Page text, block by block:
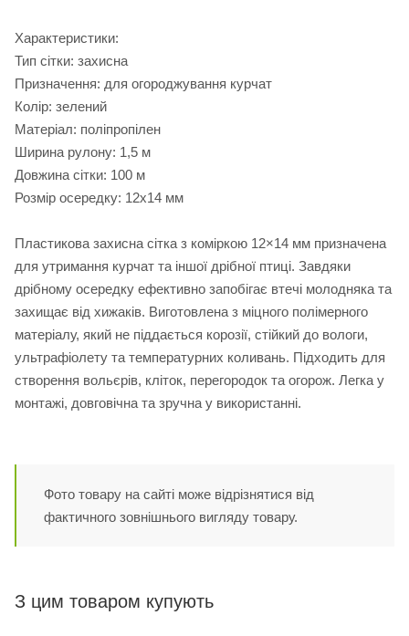
Характеристики:
Тип сітки: захисна
Призначення: для огороджування курчат
Колір: зелений
Матеріал: поліпропілен
Ширина рулону: 1,5 м
Довжина сітки: 100 м
Розмір осередку: 12х14 мм
Пластикова захисна сітка з коміркою 12×14 мм призначена
для утримання курчат та іншої дрібної птиці. Завдяки
дрібному осередку ефективно запобігає втечі молодняка та
захищає від хижаків. Виготовлена з міцного полімерного
матеріалу, який не піддається корозії, стійкий до вологи,
ультрафіолету та температурних коливань. Підходить для
створення вольєрів, кліток, перегородок та огорож. Легка у
монтажі, довговічна та зручна у використанні.
Фото товару на сайті може відрізнятися від
фактичного зовнішнього вигляду товару.
З цим товаром купують